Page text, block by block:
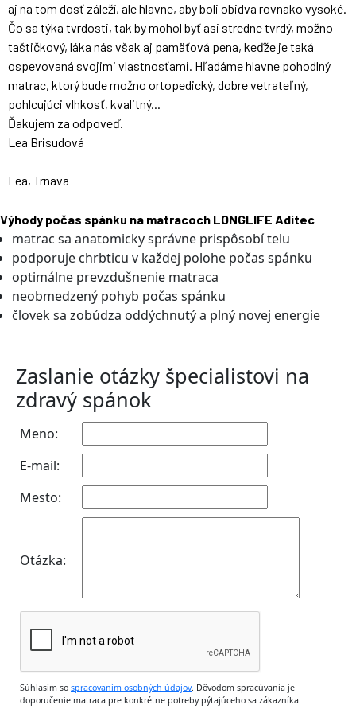
aj na tom dosť záleží, ale hlavne, aby boli obidva rovnako vysoké.
Čo sa týka tvrdosti, tak by mohol byť asi stredne tvrdý, možno
taštičkový, láka nás však aj pamäťová pena, keďže je taká
ospevovaná svojimi vlastnosťami. Hľadáme hlavne pohodlný
matrac, ktorý bude možno ortopedický, dobre vetrateľný,
pohlcujúci vlhkosť, kvalitný...
Ďakujem za odpoveď.
Lea Brisudová
Lea, Trnava
Výhody počas spánku na matracoch LONGLIFE Aditec
matrac sa anatomicky správne prispôsobí telu
podporuje chrbticu v každej polohe počas spánku
optimálne prevzdušnenie matraca
neobmedzený pohyb počas spánku
človek sa zobúdza oddýchnutý a plný novej energie
Zaslanie otázky špecialistovi na
zdravý spánok
Meno:
E-mail:
Mesto:
Otázka:
Súhlasím so spracovaním osobných údajov. Dôvodom spracúvania je
doporučenie matraca pre konkrétne potreby pýtajúceho sa zákazníka.